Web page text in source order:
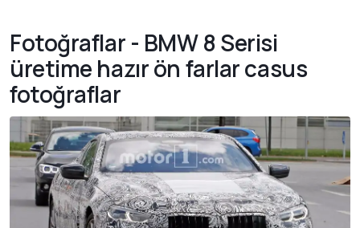
Fotoğraflar - BMW 8 Serisi
üretime hazır ön farlar casus
fotoğraflar